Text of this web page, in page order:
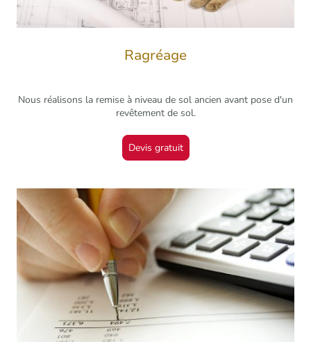
Ragréage
Nous réalisons la remise à niveau de sol ancien avant pose d'un
revêtement de sol.
Devis gratuit